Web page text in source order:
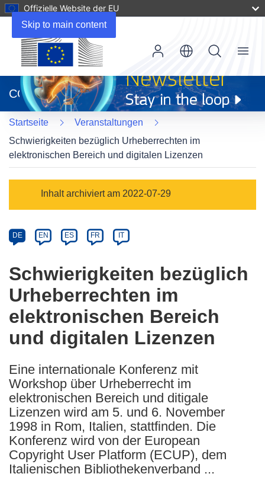
Skip to main content
Offizielle Website der EU
neuem
Fenster)
CORDIS
Menu
Startseite
Veranstaltungen
Schwierigkeiten bezüglich Urheberrechten im
elektronischen Bereich und digitalen Lizenzen
category
Inhalt archiviert am 2022-07-29
Article
available
the
following
languages:
DE EN ES FR IT
Schwierigkeiten bezüglich
Urheberrechten im
elektronischen Bereich
und digitalen Lizenzen
Eine internationale Konferenz mit
Workshop über Urheberrecht im
elektronischen Bereich und ditigale
Lizenzen wird am 5. und 6. November
1998 in Rom, Italien, stattfinden. Die
Konferenz wird von der European
Copyright User Platform (ECUP), dem
Italienischen Bibliothekenverband ...